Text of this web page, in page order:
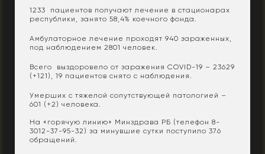
1233 пациентов получают лечение в стационарах
республики, занято 58,4% коечного фонда.
Амбулаторное лечение проходят 940 зараженных,
под наблюдением 2801 человек.
Всего выздоровело от заражения COVID-19 – 23629
(+121), 19 пациентов снято с наблюдения.
Умерших с тяжелой сопутствующей патологией –
601 (+2) человека.
На «горячую линию» Минздрава РБ (телефон 8-
3012-37-95-32) за минувшие сутки поступило 376
обращений.